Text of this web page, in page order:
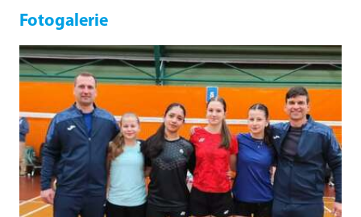
Fotogalerie